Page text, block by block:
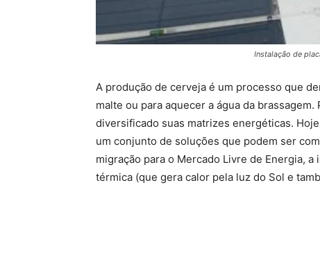
Instalação de
A produção de cerveja é um processo que
malte ou para aquecer a água da
diversificado suas matrizes energéticas.
um conjunto de soluções que podem ser
migração para o Mercado Livre de Energia,
térmica (que gera calor pela luz do Sol e